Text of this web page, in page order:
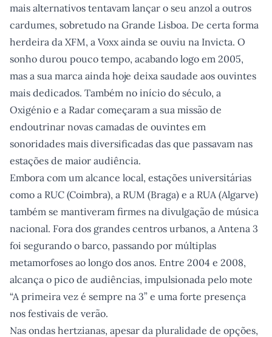
mais alternativos tentavam lançar o seu anzol a outros
cardumes, sobretudo na Grande Lisboa. De certa forma
herdeira da XFM, a Voxx ainda se ouviu na Invicta. O
sonho durou pouco tempo, acabando logo em 2005,
mas a sua marca ainda hoje deixa saudade aos ouvintes
mais dedicados. Também no início do século, a
Oxigénio e a Radar começaram a sua missão de
endoutrinar novas camadas de ouvintes em
sonoridades mais diversificadas das que passavam nas
estações de maior audiência.
Embora com um alcance local, estações universitárias
como a RUC (Coimbra), a RUM (Braga) e a RUA (Algarve)
também se mantiveram firmes na divulgação de música
nacional. Fora dos grandes centros urbanos, a Antena 3
foi segurando o barco, passando por múltiplas
metamorfoses ao longo dos anos. Entre 2004 e 2008,
alcança o pico de audiências, impulsionada pelo mote
“A primeira vez é sempre na 3” e uma forte presença
nos festivais de verão.
Nas ondas hertzianas, apesar da pluralidade de opções,